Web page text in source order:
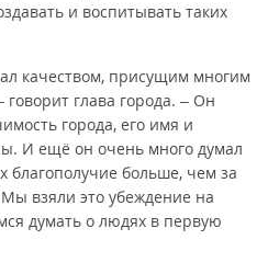
и воспитывать таких
качеством, присущим многим
глава города. – Он
города, его имя и
И ещё он очень много думал
благополучие больше, чем за
взяли это убеждение на
думать о людях в первую